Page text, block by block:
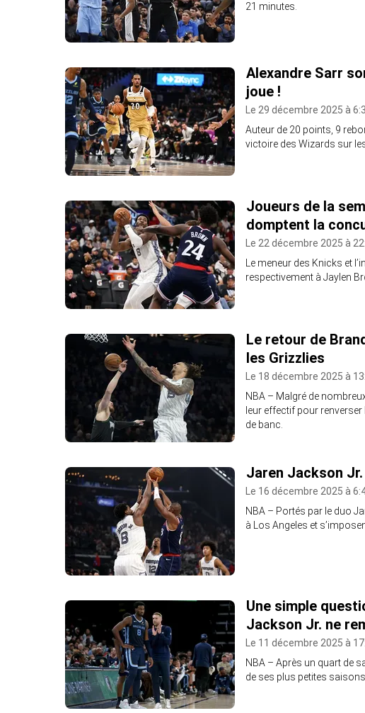
21 minutes.
Alexandre Sarr
joue !
Le 29 décembre 2025 à
Auteur de 20 points, 9
victoire des Wizards sur
Joueurs de la
domptent la
Le 22 décembre 2025 à
Le meneur des Knicks et
respectivement à Jaylen
Le retour de
les Grizzlies
Le 18 décembre 2025 à
NBA – Malgré de
leur effectif pour
de banc.
Jaren Jackson
Le 16 décembre 2025 à
NBA – Portés par le duo
à Los Angeles et
Une simple
Jackson Jr. ne
Le 11 décembre 2025 à
NBA – Après un quart de
de ses plus petites